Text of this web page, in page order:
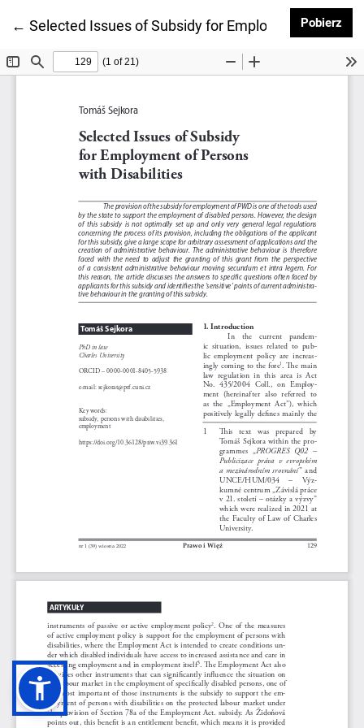
←Wróć do szczegółów artykułu
Selected Issues of Subsidy for Employment of
Pobierz